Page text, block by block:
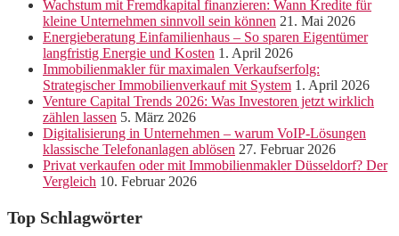
Wachstum mit Fremdkapital finanzieren: Wann Kredite für
kleine Unternehmen sinnvoll sein können 21. Mai 2026
Energieberatung Einfamilienhaus – So sparen Eigentümer
langfristig Energie und Kosten 1. April 2026
Immobilienmakler für maximalen Verkaufserfolg:
Strategischer Immobilienverkauf mit System 1. April 2026
Venture Capital Trends 2026: Was Investoren jetzt wirklich
zählen lassen 5. März 2026
Digitalisierung in Unternehmen – warum VoIP-Lösungen
klassische Telefonanlagen ablösen 27. Februar 2026
Privat verkaufen oder mit Immobilienmakler Düsseldorf? Der
Vergleich 10. Februar 2026
Top Schlagwörter